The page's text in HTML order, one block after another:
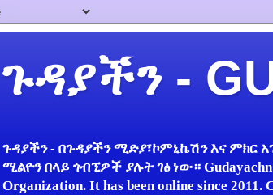
ጉዳያችን -
ጉዳያችን - በጉዳያችን ሚድያ፣ኮምኒኬሽን እና ምክር
ሚልዮን በላይ ጎብኚዎች ያሉት ገፅ ነው። Gudayachn
Organization. It has been online since